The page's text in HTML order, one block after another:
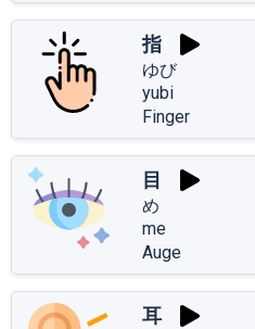
指
ゆび
yubi
Finger
目
め
me
Auge
耳